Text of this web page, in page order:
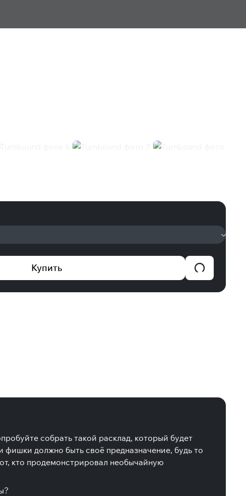
Купить
собрать такой расклад, который будет
должно быть своё предназначение, будь то
кто продемонстрировал необычайную